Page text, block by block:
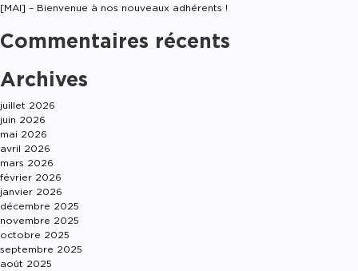
[MAI] – Bienvenue à nos nouveaux adhérents !
Commentaires récents
Archives
juillet 2026
juin 2026
mai 2026
avril 2026
mars 2026
février 2026
janvier 2026
décembre 2025
novembre 2025
octobre 2025
septembre 2025
août 2025